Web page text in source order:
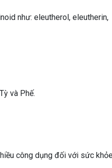
như: eleutherol, eleutherin,
và Phế.
công dụng đối với sức